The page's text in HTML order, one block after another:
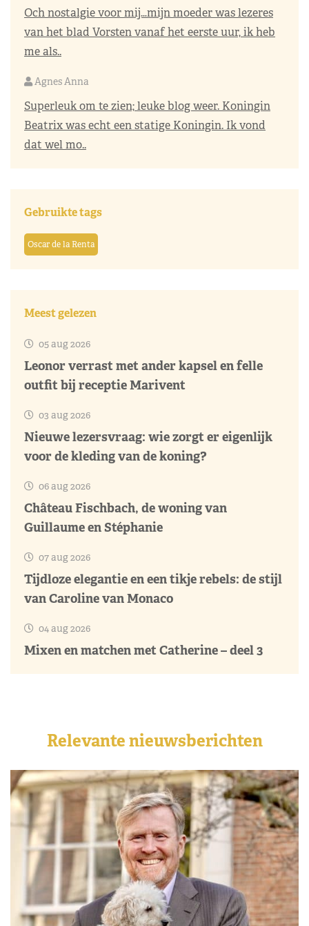
Och nostalgie voor mij…mijn moeder was lezeres
van het blad Vorsten vanaf het eerste uur, ik heb
me als..
Agnes Anna
Superleuk om te zien; leuke blog weer. Koningin
Beatrix was echt een statige Koningin. Ik vond
dat wel mo..
Gebruikte tags
Oscar de la Renta
Meest gelezen
05 aug 2026
Leonor verrast met ander kapsel en felle
outfit bij receptie Marivent
03 aug 2026
Nieuwe lezersvraag: wie zorgt er eigenlijk
voor de kleding van de koning?
06 aug 2026
Château Fischbach, de woning van
Guillaume en Stéphanie
07 aug 2026
Tijdloze elegantie en een tikje rebels: de stijl
van Caroline van Monaco
04 aug 2026
Mixen en matchen met Catherine – deel 3
Relevante nieuwsberichten